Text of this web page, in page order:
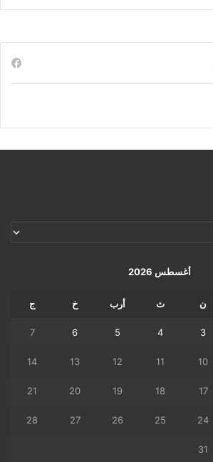
أغسطس 2026
ن ث أرب خ ج
3
4
5
6
7
10
11
12
13
14
17
18
19
20
21
24
25
26
27
28
31